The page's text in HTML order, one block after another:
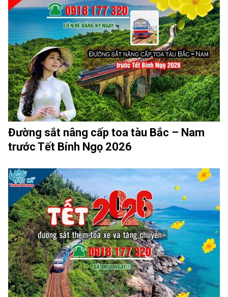
Đường sắt nâng cấp toa tàu Bắc – Nam
trước Tết Bính Ngọ 2026